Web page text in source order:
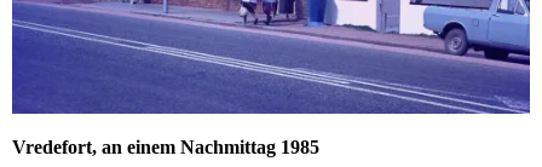
Vredefort, an einem Nachmittag 1985